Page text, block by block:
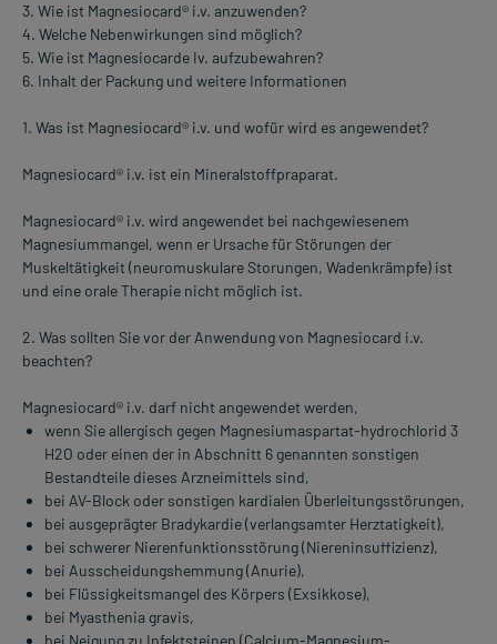
3. Wie ist Magnesiocard® i.v. anzuwenden?
4. Welche Nebenwirkungen sind möglich?
5. Wie ist Magnesiocarde Iv. aufzubewahren?
6. Inhalt der Packung und weitere Informationen
1. Was ist Magnesiocard® i.v. und wofür wird es angewendet?
Magnesiocard® i.v. ist ein Mineralstoffpraparat.
Magnesiocard® i.v. wird angewendet bei nachgewiesenem
Magnesiummangel, wenn er Ursache für Störungen der
Muskeltätigkeit (neuromuskulare Storungen, Wadenkrämpfe) ist
und eine orale Therapie nicht möglich ist.
2. Was sollten Sie vor der Anwendung von Magnesiocard i.v.
beachten?
Magnesiocard® i.v. darf nicht angewendet werden,
wenn Sie allergisch gegen Magnesiumaspartat-hydrochlorid 3
H2O oder einen der in Abschnitt 6 genannten sonstigen
Bestandteile dieses Arzneimittels sind,
bei AV-Block oder sonstigen kardialen Überleitungsstörungen,
bei ausgeprägter Bradykardie (verlangsamter Herztatigkeit),
bei schwerer Nierenfunktionsstörung (Niereninsuffizienz),
bei Ausscheidungshemmung (Anurie),
bei Flüssigkeitsmangel des Körpers (Exsikkose),
bei Myasthenia gravis,
bei Neigung zu Infektsteinen (Calcium-Magnesium-